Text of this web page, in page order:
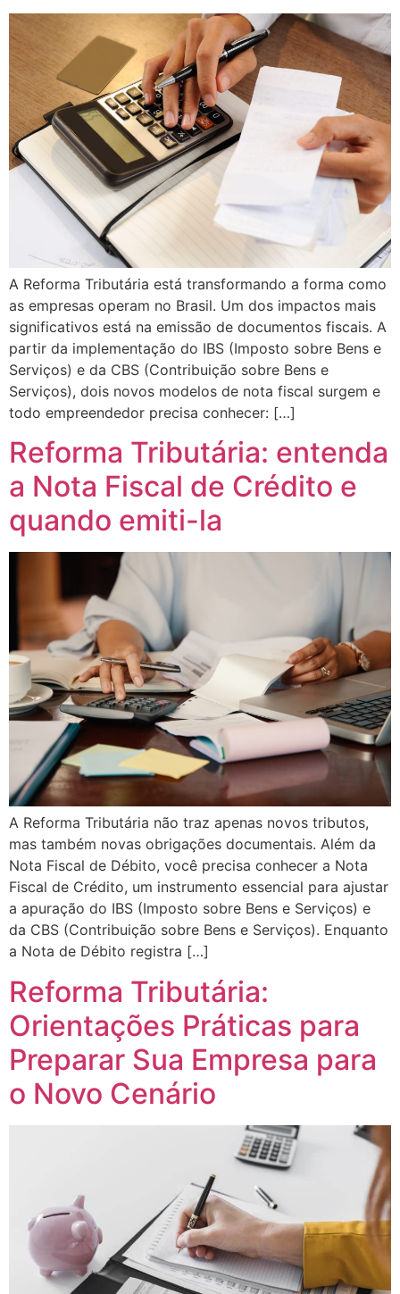
A Reforma Tributária está transformando a forma como
as empresas operam no Brasil. Um dos impactos mais
significativos está na emissão de documentos fiscais. A
partir da implementação do IBS (Imposto sobre Bens e
Serviços) e da CBS (Contribuição sobre Bens e
Serviços), dois novos modelos de nota fiscal surgem e
todo empreendedor precisa conhecer: […]
Reforma Tributária: entenda
a Nota Fiscal de Crédito e
quando emiti-la
A Reforma Tributária não traz apenas novos tributos,
mas também novas obrigações documentais. Além da
Nota Fiscal de Débito, você precisa conhecer a Nota
Fiscal de Crédito, um instrumento essencial para ajustar
a apuração do IBS (Imposto sobre Bens e Serviços) e
da CBS (Contribuição sobre Bens e Serviços). Enquanto
a Nota de Débito registra […]
Reforma Tributária:
Orientações Práticas para
Preparar Sua Empresa para
o Novo Cenário